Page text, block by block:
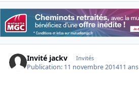
Invité jackv Invités
Publication: 11 novembre 201411 ans